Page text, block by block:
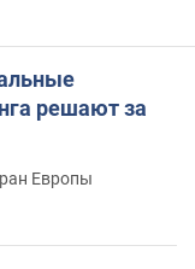
решают за
Европы